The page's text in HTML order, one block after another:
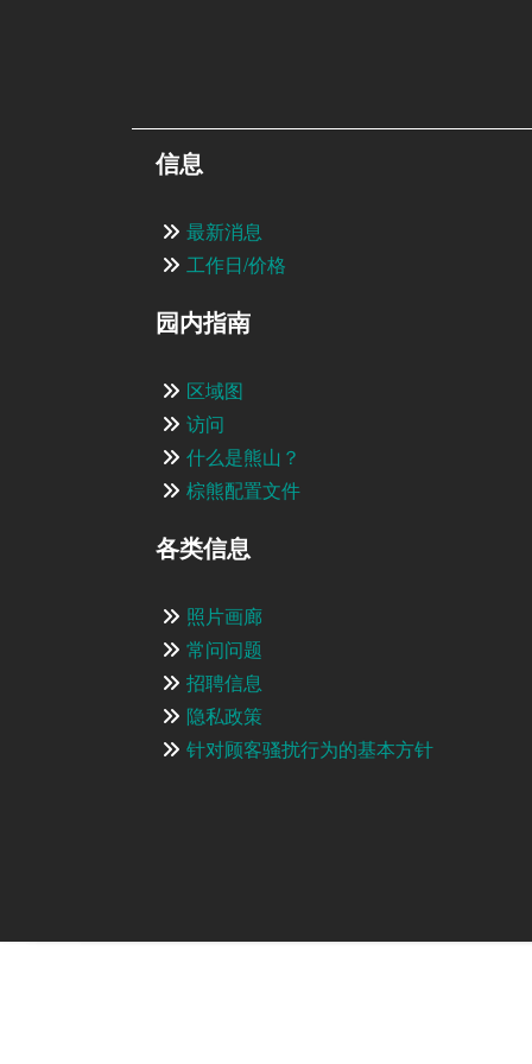
信息
最新消息
工作日/价格
园内指南
区域图
访问
什么是熊山？
棕熊配置文件
各类信息
照片画廊
常问问题
招聘信息
隐私政策
针对顾客骚扰行为的基本方针